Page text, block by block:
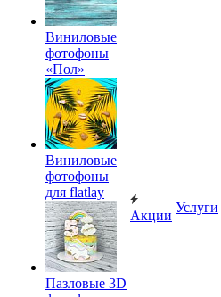
Виниловые
фотофоны
«Пол»
Виниловые
фотофоны
для flatlay
Пазловые 3D
Акции
Услуги